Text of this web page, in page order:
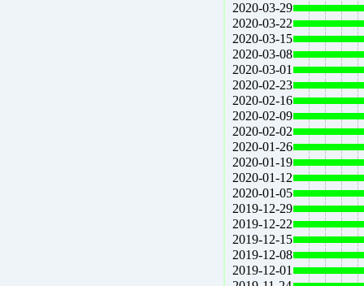
2020-03-29
2020-03-22
2020-03-15
2020-03-08
2020-03-01
2020-02-23
2020-02-16
2020-02-09
2020-02-02
2020-01-26
2020-01-19
2020-01-12
2020-01-05
2019-12-29
2019-12-22
2019-12-15
2019-12-08
2019-12-01